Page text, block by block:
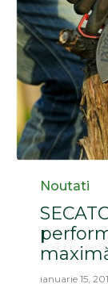
Category
Noutati
ianuarie 15,